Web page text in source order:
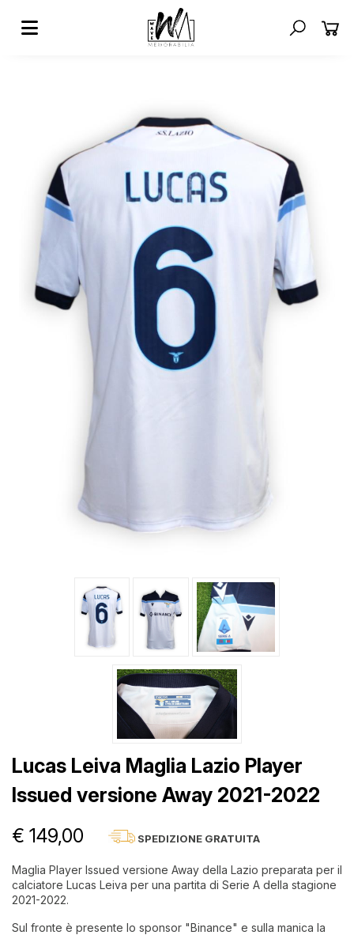
Lucas Leiva Maglia Lazio Player
Issued versione Away 2021-2022
€ 149,00 SPEDIZIONE GRATUITA
Maglia Player Issued versione Away della Lazio preparata per il
calciatore Lucas Leiva per una partita di Serie A della stagione
2021-2022.
Sul fronte è presente lo sponsor "Binance" e sulla manica la